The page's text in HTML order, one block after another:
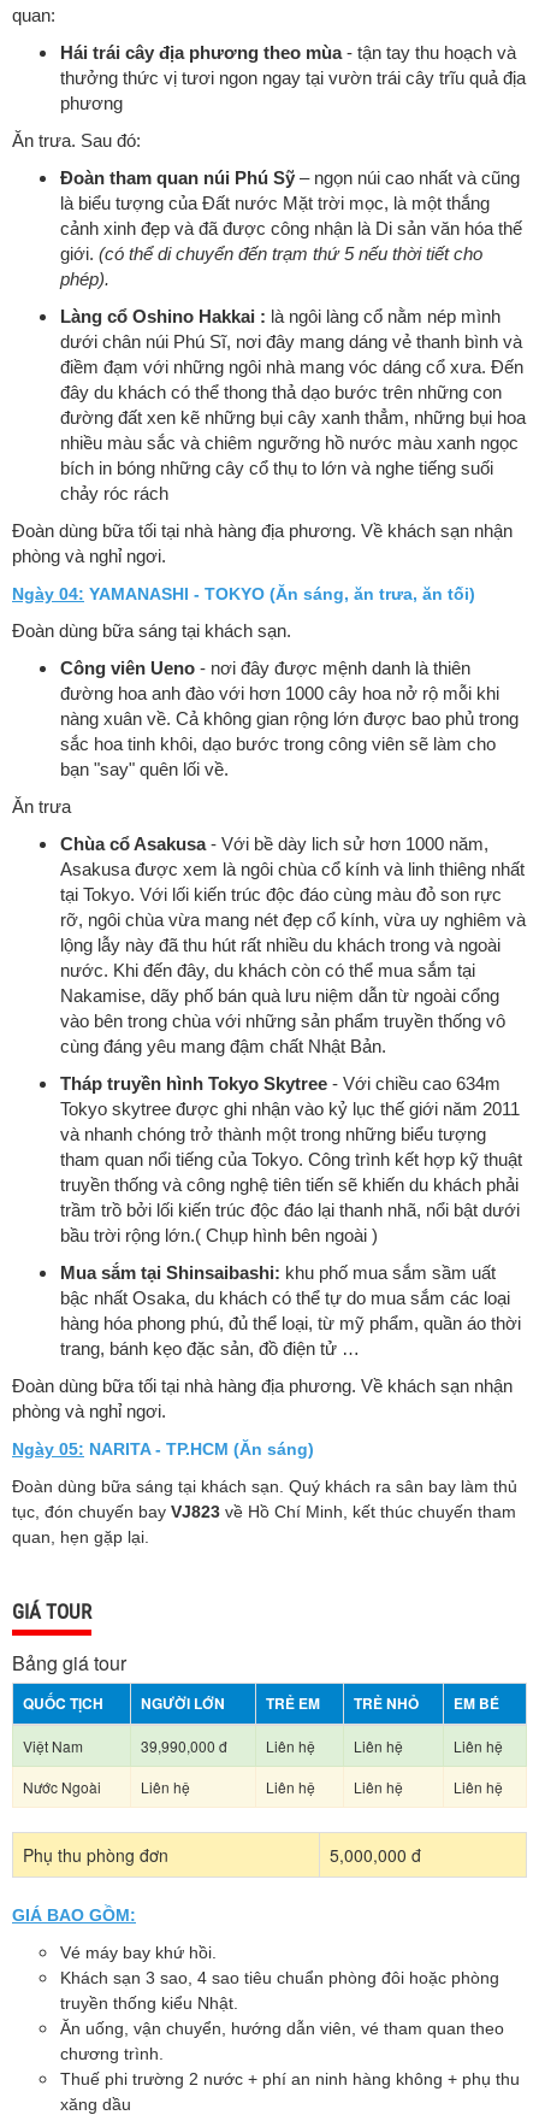
quan:
Hái trái cây địa phương theo mùa- tận tay thu hoạch và
thưởng thức vị tươi ngon ngay tại vườn trái cây trĩu quả địa
phương
Ăn trưa. Sau đó:
Đoàn tham quan núi Phú Sỹ – ngọn núi cao nhất và cũng
là biểu tượng của Đất nước Mặt trời mọc, là một thắng
cảnh xinh đẹp và đã được công nhận là Di sản văn hóa thế
giới. (có thể di chuyển đến trạm thứ 5 nếu thời tiết cho
phép).
Làng cổ Oshino Hakkai : là ngôi làng cổ nằm nép mình
dưới chân núi Phú Sĩ, nơi đây mang dáng vẻ thanh bình và
điềm đạm với những ngôi nhà mang vóc dáng cổ xưa. Đến
đây du khách có thể thong thả dạo bước trên những con
đường đất xen kẽ những bụi cây xanh thẳm, những bụi hoa
nhiều màu sắc và chiêm ngưỡng hồ nước màu xanh ngọc
bích in bóng những cây cổ thụ to lớn và nghe tiếng suối
chảy róc rách
Đoàn dùng bữa tối tại nhà hàng địa phương. Về khách sạn nhận
phòng và nghỉ ngơi.
Ngày 04: YAMANASHI - TOKYO (Ăn sáng, ăn trưa, ăn tối)
Đoàn dùng bữa sáng tại khách sạn.
Công viên Ueno - nơi đây được mệnh danh là thiên
đường hoa anh đào với hơn 1000 cây hoa nở rộ mỗi khi
nàng xuân về. Cả không gian rộng lớn được bao phủ trong
sắc hoa tinh khôi, dạo bước trong công viên sẽ làm cho
bạn "say" quên lối về.
Ăn trưa
Chùa cổ Asakusa- Với bề dày lich sử hơn 1000 năm,
Asakusa được xem là ngôi chùa cổ kính và linh thiêng nhất
tại Tokyo. Với lối kiến trúc độc đáo cùng màu đỏ son rực
rỡ, ngôi chùa vừa mang nét đẹp cổ kính, vừa uy nghiêm và
lộng lẫy này đã thu hút rất nhiều du khách trong và ngoài
nước. Khi đến đây, du khách còn có thể mua sắm tại
Nakamise, dãy phố bán quà lưu niệm dẫn từ ngoài cổng
vào bên trong chùa với những sản phẩm truyền thống vô
cùng đáng yêu mang đậm chất Nhật Bản.
Tháp truyền hình Tokyo Skytree - Với chiều cao 634m
Tokyo skytree được ghi nhận vào kỷ lục thế giới năm 2011
và nhanh chóng trở thành một trong những biểu tượng
tham quan nổi tiếng của Tokyo. Công trình kết hợp kỹ thuật
truyền thống và công nghệ tiên tiến sẽ khiến du khách phải
trầm trồ bởi lối kiến trúc độc đáo lại thanh nhã, nổi bật dưới
bầu trời rộng lớn.( Chụp hình bên ngoài )
Mua sắm tại Shinsaibashi: khu phố mua sắm sầm uất
bậc nhất Osaka, du khách có thể tự do mua sắm các loại
hàng hóa phong phú, đủ thể loại, từ mỹ phẩm, quần áo thời
trang, bánh kẹo đặc sản, đồ điện tử …
Đoàn dùng bữa tối tại nhà hàng địa phương. Về khách sạn nhận
phòng và nghỉ ngơi.
Ngày 05: NARITA - TP.HCM (Ăn sáng)
Đoàn dùng bữa sáng tại khách sạn. Quý khách ra sân bay làm thủ
tục, đón chuyến bay VJ823 về Hồ Chí Minh, kết thúc chuyến tham
quan, hẹn gặp lại.
GIÁ TOUR
Bảng giá tour
QUỐC TỊCH NGƯỜI LỚN TRẺ EM TRẺ NHỎ EM BÉ
Việt Nam 39,990,000 đ Liên hệ Liên hệ
Liên hệ
Nước Ngoài
Liên hệ Liên hệ Liên hệ Liên hệ
Phụ thu phòng đơn 5,000,000 đ
GIÁ BAO GỒM:
Vé máy bay khứ hồi.
Khách sạn 3 sao, 4 sao tiêu chuẩn phòng đôi hoặc phòng
truyền thống kiểu Nhật.
Ăn uống, vận chuyển, hướng dẫn viên, vé tham quan theo
chương trình.
Thuế phi trường 2 nước + phí an ninh hàng không + phụ thu
xăng dầu